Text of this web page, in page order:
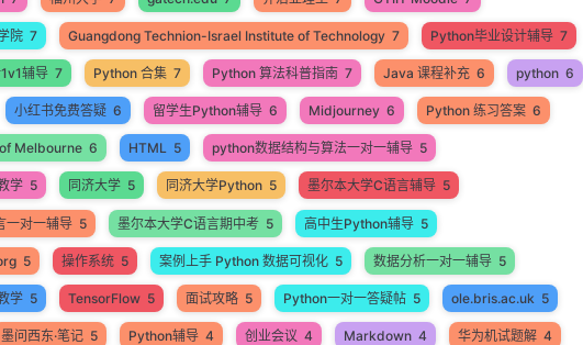
院 7 Guangdong Technion-Israel Institute of Technology 7 Python毕业设计辅导 7
辅导 7 Python 合集 7 Python 算法科普指南 7 Java 课程补充 6 python 6
小红书免费答疑 6 留学生Python辅导 6 Midjourney 6 Python 练习答案 6
Melbourne 6 HTML 5 python数据结构与算法一对一辅导 5
学 5 同济大学 5 同济大学Python 5 墨尔本大学C语言辅导 5
一对一辅导 5 墨尔本大学C语言期中考 5 高中生Python辅导 5
5 操作系统 5 案例上手 Python 数据可视化 5 数据分析一对一辅导 5
学 5 TensorFlow 5 面试攻略 5 Python一对一答疑帖 5 ole.bris.ac.uk 5
墨问西东·笔记 5 Python辅导 4 创业会议 4 Markdown 4 华为机试题解 4